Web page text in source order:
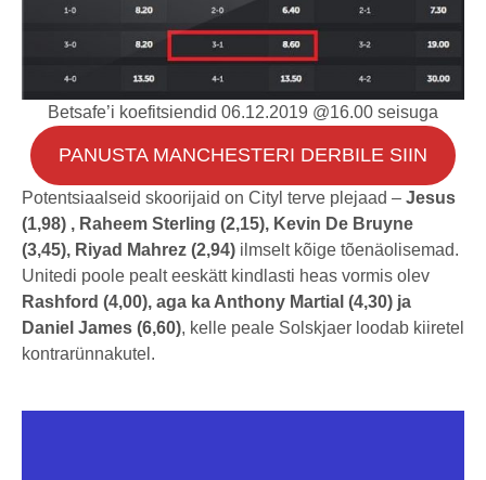
Betsafe’i koefitsiendid 06.12.2019 @16.00 seisuga
PANUSTA MANCHESTERI DERBILE SIIN
Potentsiaalseid skoorijaid on Cityl terve plejaad – Jesus
(1,98) , Raheem Sterling (2,15), Kevin De Bruyne
(3,45), Riyad Mahrez (2,94) ilmselt kõige tõenäolisemad.
Unitedi poole pealt eeskätt kindlasti heas vormis olev
Rashford (4,00), aga ka Anthony Martial (4,30) ja
Daniel James (6,60), kelle peale Solskjaer loodab kiiretel
kontrarünnakutel.